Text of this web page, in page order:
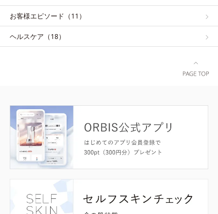
お客様エピソード（11）
ヘルスケア（18）